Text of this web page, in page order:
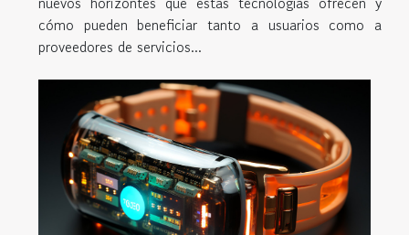
cómo pueden beneficiar tanto a usuarios como a
proveedores de servicios...